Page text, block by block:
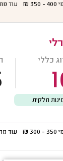
400 - 350
₪ עוד
כללי
חלקית
350 - 300
₪ עוד